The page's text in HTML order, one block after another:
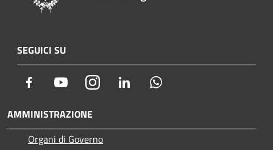
SEGUICI SU
Facebook YoutubeInstagram LinkedIn
AMMINISTRAZIONE
Organi di Governo